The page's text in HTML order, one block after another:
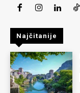
Najčitanije